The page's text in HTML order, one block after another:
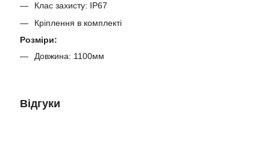
Клас захисту: IP67
Кріплення в комплекті
Розміри:
Довжина: 1100мм
Відгуки